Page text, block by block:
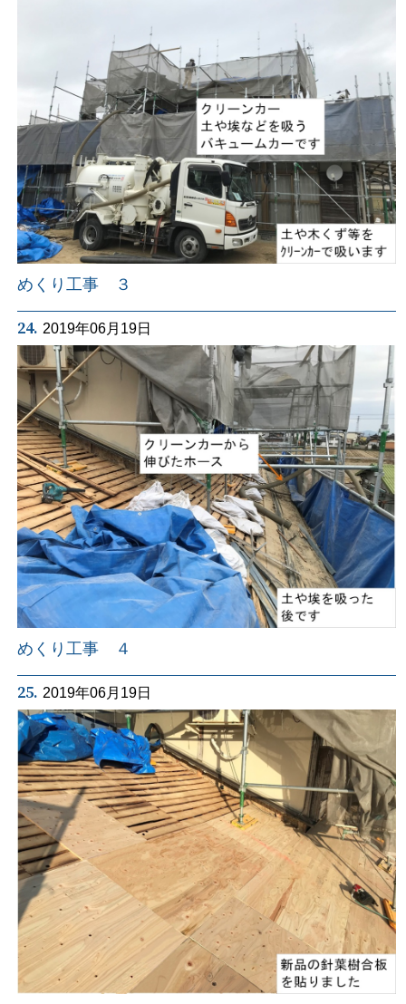
めくり工事 ３
24. 2019年06月19日
めくり工事 ４
25. 2019年06月19日